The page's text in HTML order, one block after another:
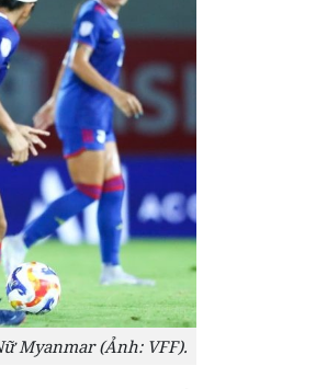
Myanmar (Ảnh: VFF).